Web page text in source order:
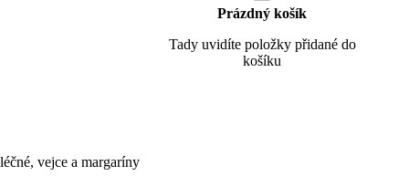
vejce a margaríny
Prázdný košík
Tady uvidíte položky přidané do
košíku